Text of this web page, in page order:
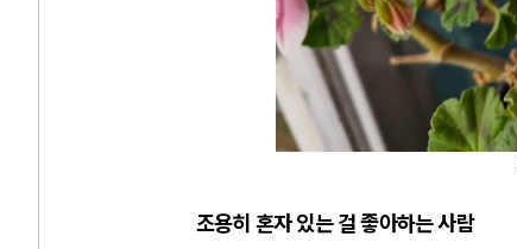
조용히 혼자 있는 걸 좋아하는 사람